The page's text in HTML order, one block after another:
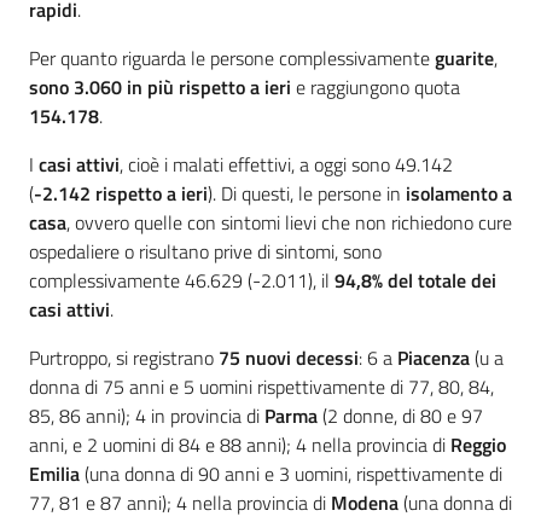
rapidi.
Per quanto riguarda le persone complessivamenteguarite,
sono 3.060 in più rispetto a ieri e raggiungono quota
154.178.
I casi attivi, cioè i malati effettivi, a oggi sono 49.142
(-2.142 rispetto a ieri). Di questi, le persone in isolamento a
casa, ovvero quelle con sintomi lievi che non richiedono cure
ospedaliere o risultano prive di sintomi, sono
complessivamente 46.629 (-2.011), il 94,8% del totale dei
casi attivi.
Purtroppo, si registrano 75 nuovi decessi: 6 a Piacenza(u a
donna di 75 anni e 5 uomini rispettivamente di 77, 80, 84,
85, 86 anni); 4 in provincia di Parma(2 donne, di 80 e 97
anni, e 2 uomini di 84 e 88 anni); 4 nella provincia di Reggio
Emilia(una donna di 90 anni e 3 uomini, rispettivamente di
77, 81 e 87 anni); 4 nella provincia di Modena(una donna di